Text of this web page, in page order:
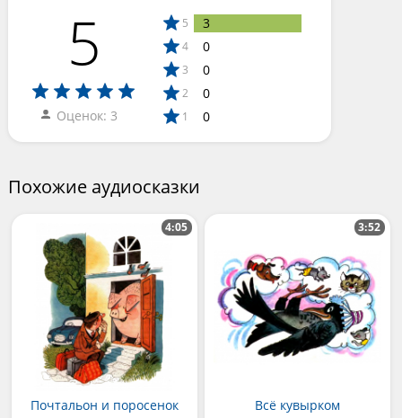
5
Оценок: 3
5 3
4 0
3 0
2 0
1 0
Похожие аудиосказки
Почтальон и поросенок
4:05
Всё кувырком
3:52